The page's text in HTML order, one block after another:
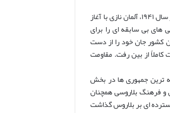
در سپتامبر ۱۹۳۹، اتحاد شوروی، بخش غربی بلاروس را که تحت کنترل لهستان بود، ضمیمه کرد. اما در سال ۱۹۴۱، آلمان نازی با آغاز
های بی سابقه ای را برای
و حدود ۲.۲ میلیون نفر از جمعیت این کشور جان خود را از دست
از بین رفت. مقاومت
ترین جمهوری ها در بخش
فرهنگ بلاروسی همچنان
زیست محیطی و بهداشتی گسترده ای بر بلاروس گذاشت